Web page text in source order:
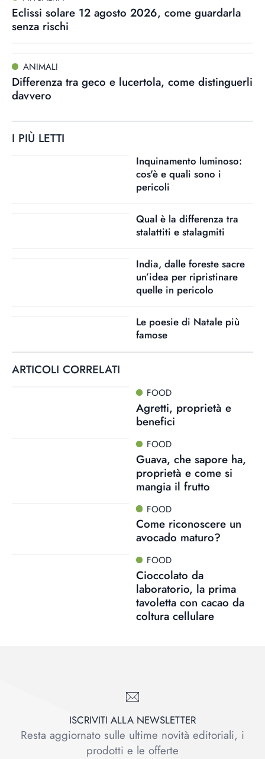
Eclissi solare 12 agosto 2026, come guardarla
senza rischi
ANIMALI
Differenza tra geco e lucertola, come distinguerli
davvero
I PIÙ LETTI
Inquinamento luminoso:
cos'è e quali sono i
pericoli
Qual è la differenza tra
stalattiti e stalagmiti
India, dalle foreste sacre
un’idea per ripristinare
quelle in pericolo
Le poesie di Natale più
famose
ARTICOLI CORRELATI
FOOD
Agretti, proprietà e
benefici
FOOD
Guava, che sapore ha,
proprietà e come si
mangia il frutto
FOOD
Come riconoscere un
avocado maturo?
FOOD
Cioccolato da
laboratorio, la prima
tavoletta con cacao da
coltura cellulare
ISCRIVITI ALLA NEWSLETTER
Resta aggiornato sulle ultime novità editoriali, i
prodotti e le offerte